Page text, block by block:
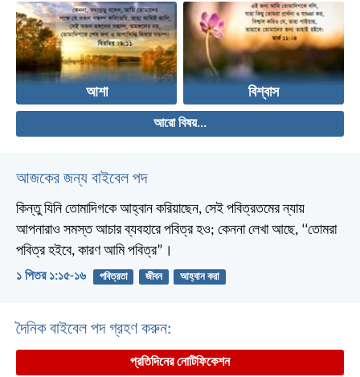
আশা বিশ্বাস
আরো বিষয়...
আজকের জন্য বাইবেল পদ
কিন্তু যিনি তোমাদিগকে আহ্বান করিয়াছেন, সেই পবিত্রতমের ন্যায়
আপনারাও সমস্ত আচার ব্যবহারে পবিত্র হও; কেননা লেখা আছে, ‘‘তোমরা
পবিত্র হইবে, কারণ আমি পবিত্র”।
১ পিতর ১:১৫-১৬ পবিত্রতা জীবন আহ্বান করা
দৈনিক বাইবেল পদ গ্রহণ করুন:
প্রতিদিনের নোটিফিকেশন